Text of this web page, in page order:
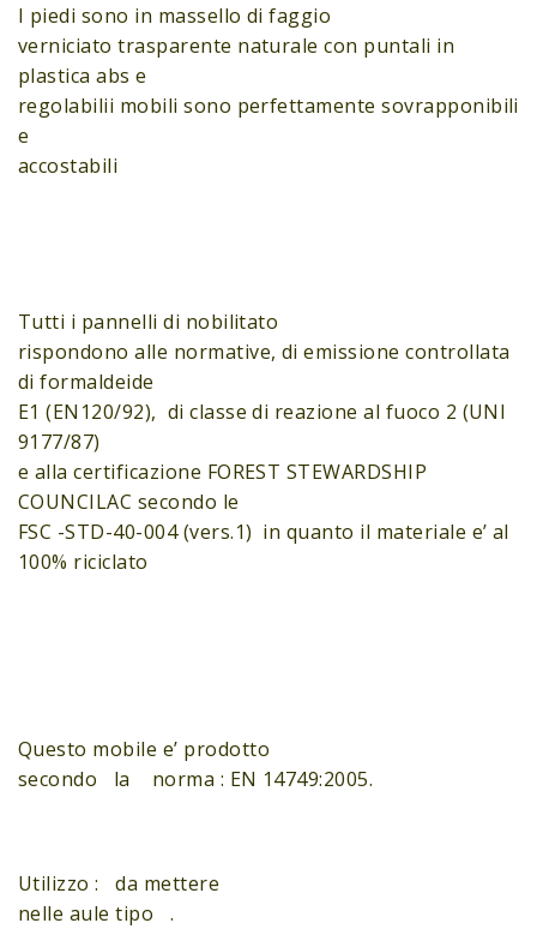
I piedi sono in massello di faggio
verniciato trasparente naturale con puntali in
plastica abs e
regolabilii mobili sono perfettamente sovrapponibili
e
accostabili
Tutti i pannelli di nobilitato
rispondono alle normative, di emissione controllata
di formaldeide
E1 (EN120/92), di classe di reazione al fuoco 2 (UNI
9177/87)
e alla certificazione FOREST STEWARDSHIP
COUNCILAC secondo le
FSC -STD-40-004 (vers.1) in quanto il materiale e’ al
100% riciclato
Questo mobile e’ prodotto
secondo la norma : EN 14749:2005.
Utilizzo : da mettere
nelle aule tipo .